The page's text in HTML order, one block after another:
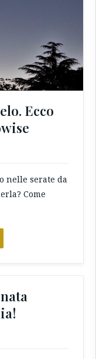
Ecco
nelle serate da
Come